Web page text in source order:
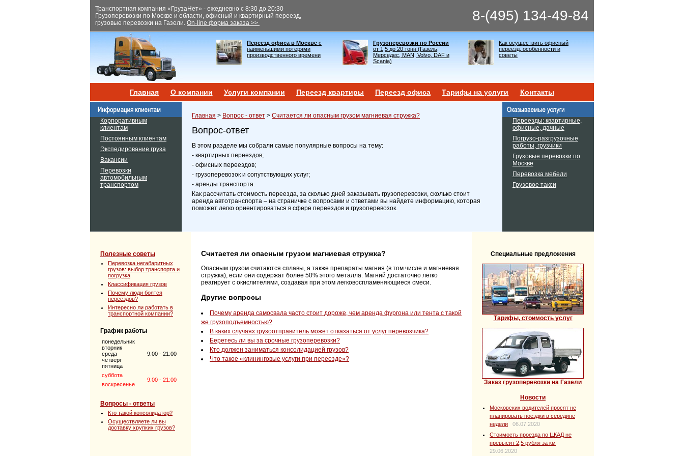
Транспортная компания «ГрузаНет» - ежедневно с 8:30 до 20:30
Грузоперевозки по Москве и области, офисный и квартирный переезд,
грузовые перевозки на Газели. On-line форма заказа >> 8-(495) 134-49-84
Переезд офиса в Москве с
наименьшими потерями
производственного времени
Грузоперевозки по России
от 1,5 до 20 тонн (Газель,
Мерседес, MAN, Volvo, DAF и
Scania)
Как осуществить офисный
переезд, особенности и
советы
Главная О компании Услуги компании Переезд квартиры Переезд офиса Тарифы на услуги Контакты
Корпоративным
клиентам
Постоянным клиентам
Экспедирование груза
Вакансии
Перевозки
автомобильным
транспортом
Главная > Вопрос - ответ > Считается ли опасным грузом магниевая стружка?
Вопрос-ответ
В этом разделе мы собрали самые популярные вопросы на тему:
- квартирных переездов;
- офисных переездов;
- грузоперевозок и сопутствующих услуг;
- аренды транспорта.
Как рассчитать стоимость переезда, за сколько дней заказывать грузоперевозки, сколько стоит
аренда автотранспорта – на страничке с вопросами и ответами вы найдете информацию, которая
поможет легко ориентироваться в сфере переездов и грузоперевозок.
Переезды: квартирные,
офисные, дачные
Погрузо-разгрузочные
работы, грузчики
Грузовые перевозки по
Москве
Перевозка мебели
Грузовое такси
Полезные советы
Перевозка негабаритных
грузов: выбор транспорта и
погрузка
Классификация грузов
Почему люди боятся
переездов?
Интересно ли работать в
транспортной компании?
График работы
понедельник
вторник
среда
четверг
пятница
9:00 - 21:00
суббота
9:00 - 21:00
воскресенье
Вопросы - ответы
Кто такой консолидатор?
Осуществляете ли вы
доставку хрупких грузов?
Считается ли опасным грузом магниевая стружка?
Опасным грузом считаются сплавы, а также препараты магния (в том числе и магниевая
стружка), если они содержат более 50% этого металла. Магний достаточно легко
реагирует с окислителями, создавая при этом легковоспламеняющиеся смеси.
Другие вопросы
Почему аренда самосвала часто стоит дороже, чем аренда фургона или тента с такой
же грузоподъемностью?
В каких случаях грузоотправитель может отказаться от услуг перевозчика?
Беретесь ли вы за срочные грузоперевозки?
Кто должен заниматься консолидацией грузов?
Что такое «клининговые услуги при переезде»?
Специальные предложения
Тарифы, стоимость услуг
Заказ грузоперевозки на Газели
Новости
Московских водителей просят не
планировать поездки в середине
недели
06.07.2020
Стоимость проезда по ЦКАД не
превысит 2,5 рубля за км
29.06.2020